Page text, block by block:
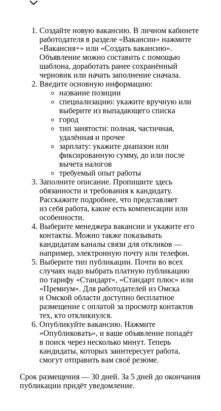
Создайте новую вакансию. В личном кабинете
работодателя в разделе «Вакансии» нажмите
«Вакансия+» или «Создать вакансию».
Объявление можно составить с помощью
шаблона, доработать ранее сохранённый
черновик или начать заполнение сначала.
Введите основную информацию:
название позиции
специализацию: укажите вручную или
выберите из выпадающего списка
город
тип занятости: полная, частичная,
удалённая и прочее
зарплату: укажите диапазон или
фиксированную сумму, до или после
вычета налогов
требуемый опыт работы
Заполните описание. Пропишите здесь
обязанности и требования к кандидату.
Расскажите подробнее, что представляет
из себя работа, какие есть компенсации или
особенности.
Выберите менеджера вакансии и укажите его
контакты. Можно также показывать
кандидатам каналы связи для откликов —
например, электронную почту или телефон.
Выберите тип публикации. Почти во всех
случаях надо выбрать платную публикацию
по тарифу «Стандарт», «Стандарт плюс» или
«Премиум». Для работодателей из Омска
и Омской области доступно бесплатное
размещение с оплатой за просмотр контактов
тех, кто откликнулся.
Опубликуйте вакансию. Нажмите
«Опубликовать», и ваше объявление попадёт
в поиск через несколько минут. Теперь
кандидаты, которых заинтересует работа,
смогут отправить вам своё резюме.
Срок размещения — 30 дней. За 5 дней до окончания
публикации придёт уведомление.